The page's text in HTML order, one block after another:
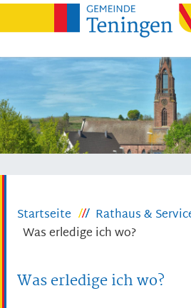
Startseite Rathaus &
Was erledige ich wo?
Was erledige ich wo?